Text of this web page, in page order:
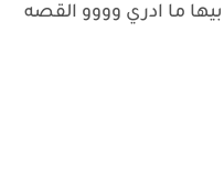
ما ادري وووو القصه